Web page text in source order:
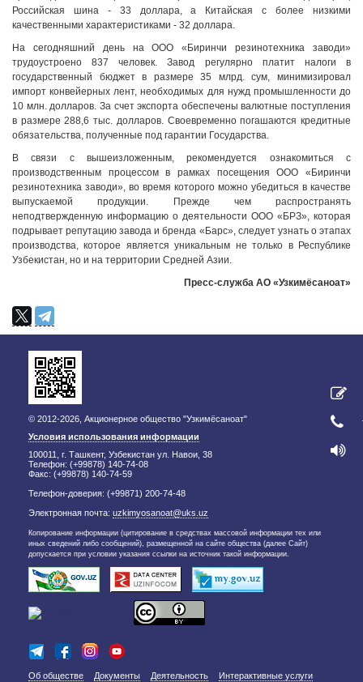
Российская шина - 33 доллара, а Китайская с более низкими
качественными характеристиками - 32 доллара.
На сегодняшний день на ООО «Биринчи резинотехника заводи»
трудоустроено 837 человек. Завод регулярно платит налоги в
государственный бюджет в размере 35 млрд. сум, минимизировал
импорт конвейерных лент, необходимых для нужд промышленности до
10 млн. долларов. За счет экспорта обеспечены валютные поступления
в размере 288,6 тыс. долларов. Своевременно погашаются кредитные
обязательства, полученные под гарантии Государства.
В связи с вышеизложенным, рекомендуется ознакомиться с
производственным процессом в рамках посещения ООО «Биринчи
резинотехника заводи», во время которого можно убедиться в качестве
выпускаемой продукции. Прежде чем распространять
неподтвержденную информацию о деятельности ООО «БРЗ», которая
подрывает репутацию завода и бренда «Барс», следует узнать о этапах
производства, которое является уникальным не только в Республике
Узбекистан, но и на территории Средней Азии.
Пресс-служба АО «Узкимёсаноат»
© 2012-2026, Акционерное общество "Узкимёсаноат"
Условия использования информации
100011, г. Ташкент, Узбекистан ул. Навои, 38
Телефон: (+99878) 140-74-08
Факс: (+99878) 140-74-59
Телефон-доверия: (+99871) 200-74-48
Электронная почта: uzkimyosanoat@uks.uz
Копирование информации (цитирование в средствах массовой информации тех или
иных сведений либо сообщений), размещенной на сайте общества (далее Сайт)
допускается при условии указания ссылки на источник такой информации.
Об обществе Документы Деятельность
Интерактивные услуги